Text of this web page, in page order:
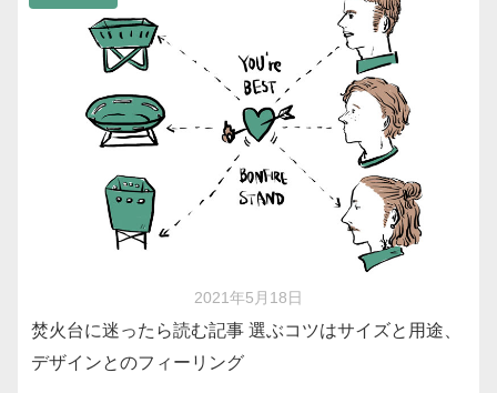
2021年5月18日
焚火台に迷ったら読む記事 選ぶコツはサイズと用途、
デザインとのフィーリング